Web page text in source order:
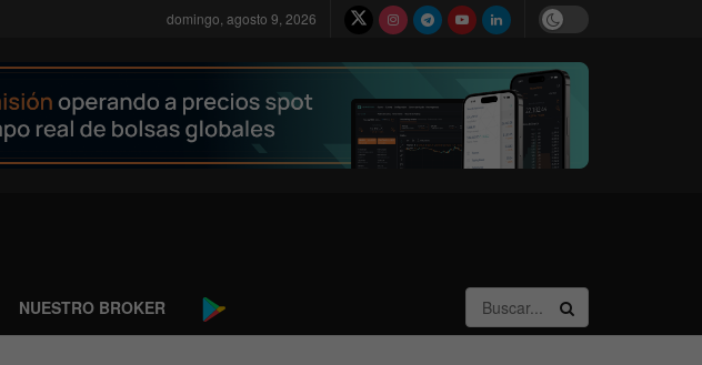
domingo, agosto 9, 2026
NUESTRO BROKER